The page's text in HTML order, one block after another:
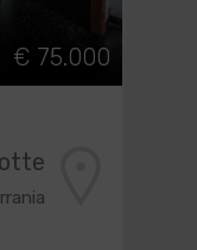
€ 75.000